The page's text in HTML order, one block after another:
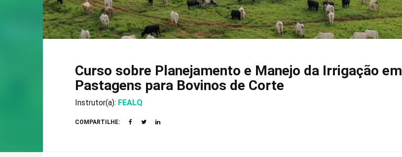
Curso sobre Planejamento e Manejo da Irrigação em
Pastagens para Bovinos de Corte
Instrutor(a): FEALQ
COMPARTILHE: